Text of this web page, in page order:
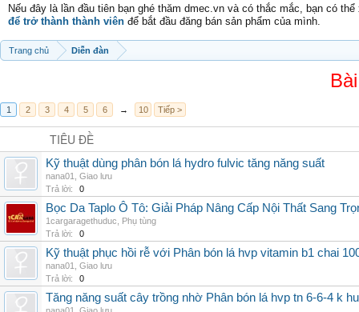
Nếu đây là lần đầu tiên bạn ghé thăm dmec.vn và có thắc mắc, bạn có
để trở thành thành viên để bắt đầu đăng bán sản phẩm của mình.
Trang chủ Diễn đàn
1 2 3 4 5 6 → 10 Tiếp >
TIÊU ĐỀ
Kỹ thuật dùng phân bón lá hydro fulvic tăng năng suất
nana01
Giao lưu
Trả lời:
0
Bọc Da Taplo Ô Tô: Giải Pháp Nâng Cấp Nội Thất Sang
1cargaragethuduc
Phụ tùng
Trả lời:
0
Kỹ thuật phục hồi rễ với Phân bón lá hvp vitamin b1 chai
nana01
Giao lưu
Trả lời:
0
Tăng năng suất cây trồng nhờ Phân bón lá hvp tn 6-6-4 k